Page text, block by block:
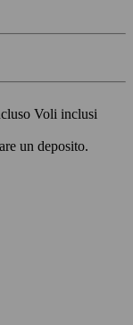
Voli inclusi
un deposito.